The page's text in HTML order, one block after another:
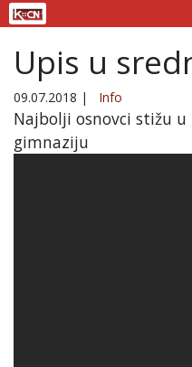
Upis u
09.07.2018 | Info
Najbolji osnovci stižu u
gimnaziju